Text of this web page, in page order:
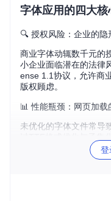
字体应用的四大
🔍 授权风险：企业的隐
商业字体动辄数千元的
小企业面临潜在的法律
ense 1.1协议，允许商
版权顾虑。
📊 性能瓶颈：网页加载
未优化的字体文件常导
合现代浏览器的字体加
登